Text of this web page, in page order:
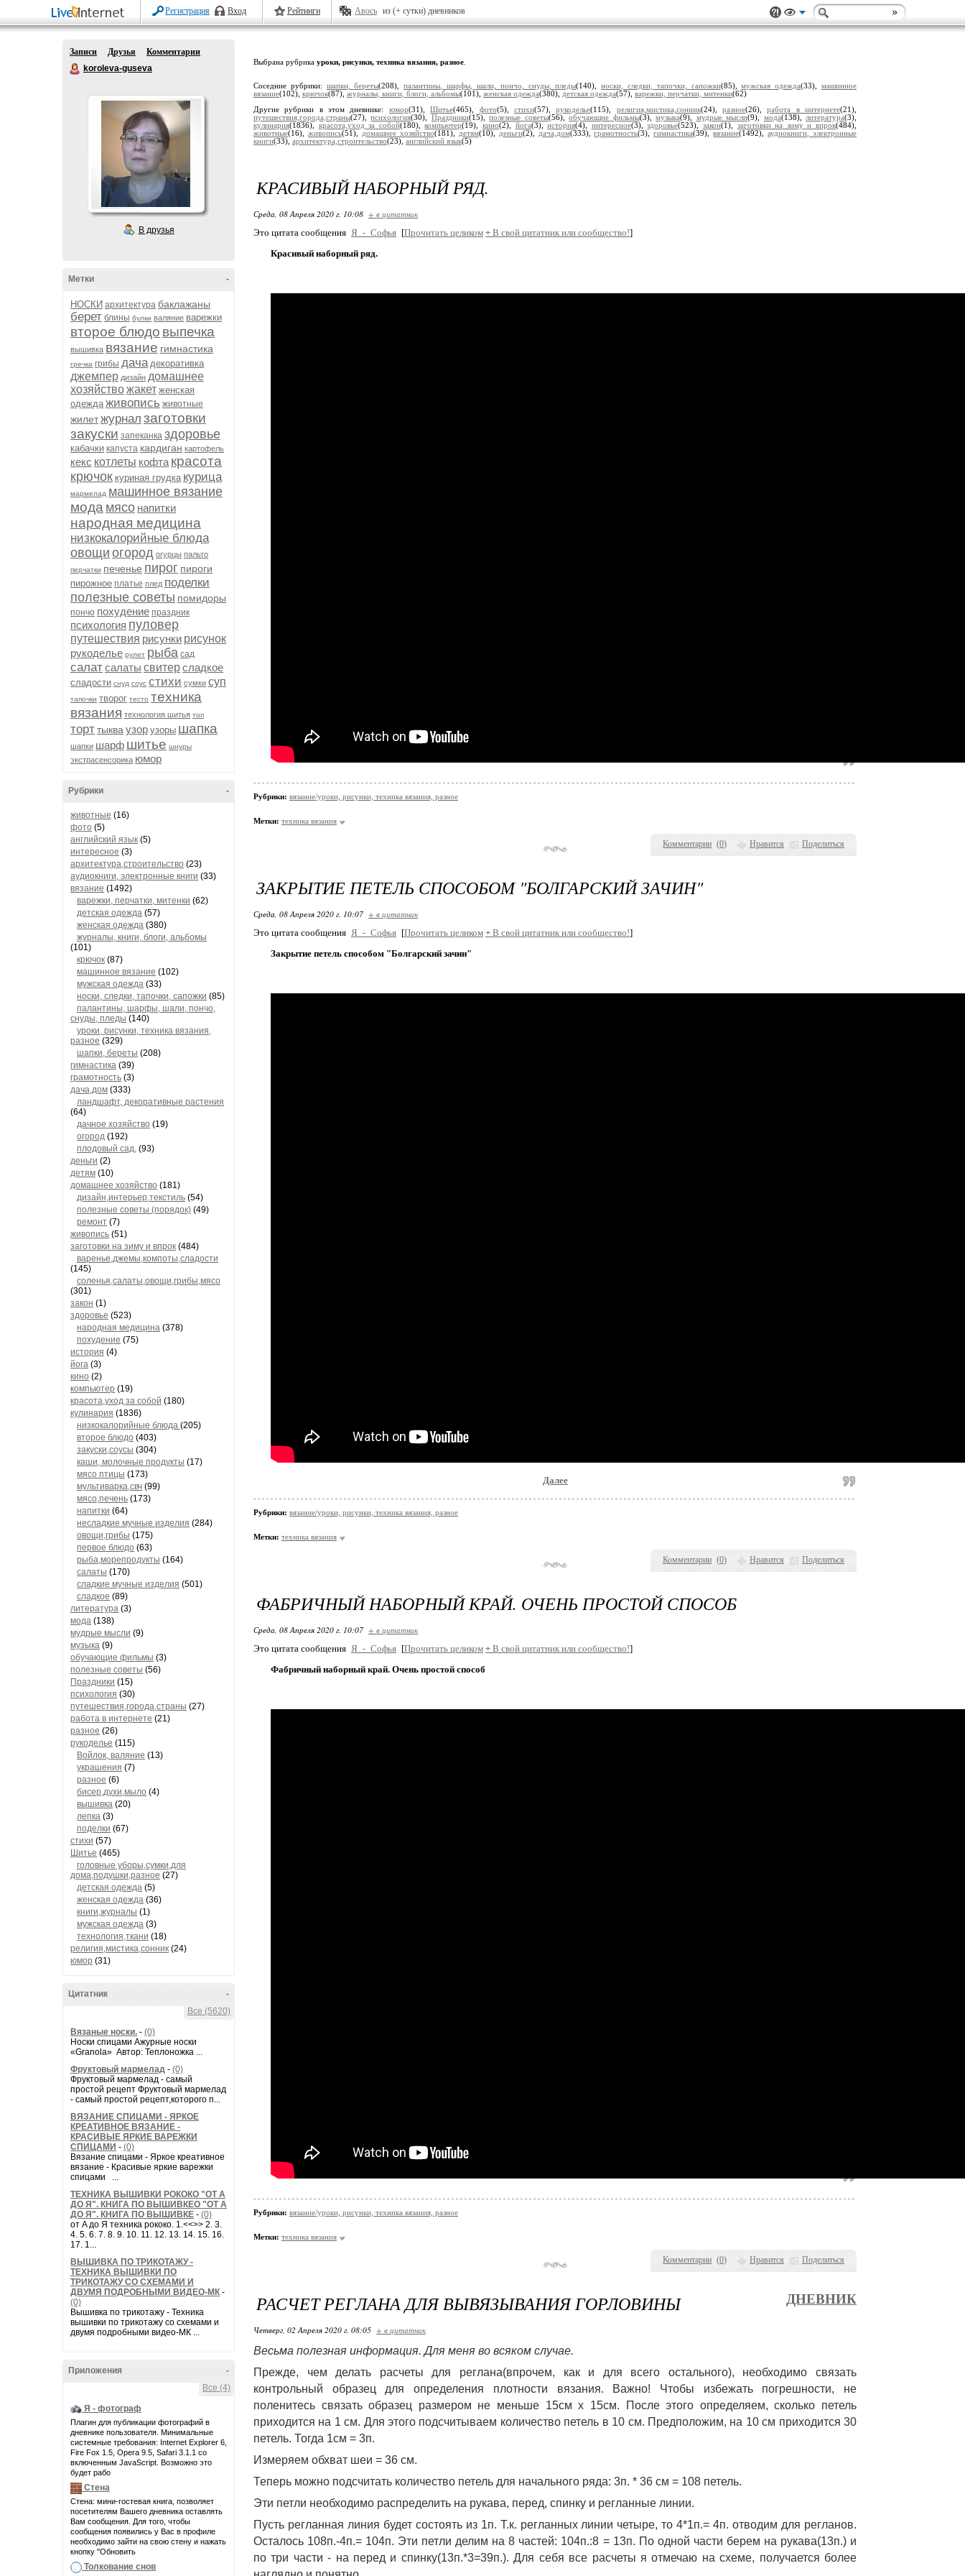
Регистрация Вход Рейтинги Авось из (+ сутки) дневников
Записи Друзья
Комментарии
koroleva-guseva
В друзья
-
Метки
НОСКИ архитектура баклажаны
берет блины булки валяние варежки
второе блюдо выпечка
вышивка вязание гимнастика
гречка грибы дача декоративка
джемпер дизайн домашнее
хозяйствожакет женская
одежда живопись животные
жилетжурнал заготовки
закуски запеканка здоровье
кабачки капуста кардиган картофель
кекс котлеты кофта красота
крючок куриная грудка курица
мармелад машинное вязание
мода мясо напитки
народная медицина
низкокалорийные блюда
овощи огород огурцы пальто
перчатки печенье пирог пироги
пирожное платье плед поделки
полезные советы помидоры
пончо похудение праздник
психология пуловер
путешествия рисунки рисунок
рукоделье рулет рыба сад
салатсалаты свитерсладкое
сладости снуд соус стихи сумки суп
тапочки творог тесто техника
вязания технология шитья топ
торттыква узор узоры шапка
шапки шарф шитье шнуры
экстрасенсорика юмор
-
Рубрики
животные (16)
фото (5)
английский язык (5)
интересное (3)
архитектура,строительство (23)
аудиокниги, электронные книги (33)
вязание (1492)
варежки, перчатки, митенки (62)
детская одежда (57)
женская одежда (380)
журналы, книги, блоги, альбомы
(101)
крючок (87)
машинное вязание (102)
мужская одежда (33)
носки, следки, тапочки, сапожки (85)
палантины, шарфы, шали, пончо,
снуды, пледы (140)
уроки, рисунки, техника вязания,
разное (329)
шапки, береты (208)
гимнастика (39)
грамотность (3)
дача,дом (333)
ландшафт, декоративные растения
(64)
дачное хозяйство (19)
огород (192)
плодовый сад, (93)
деньги (2)
детям (10)
домашнее хозяйство (181)
дизайн,интерьер,текстиль (54)
полезные советы (порядок) (49)
ремонт (7)
живопись (51)
заготовки на зиму и впрок (484)
варенье,джемы,компоты,сладости
(145)
соленья,салаты,овощи,грибы,мясо
(301)
закон (1)
здоровье (523)
народная медицина (378)
похудение (75)
история (4)
йога (3)
кино (2)
компьютер (19)
красота,уход за собой (180)
кулинария (1836)
низкокалорийные блюда (205)
второе блюдо (403)
закуски,соусы (304)
каши, молочные продукты (17)
мясо птицы (173)
мультиварка,свч (99)
мясо,печень (173)
напитки (64)
несладкие мучные изделия (284)
овощи,грибы (175)
первое блюдо (63)
рыба,морепродукты (164)
салаты (170)
сладкие мучные изделия (501)
сладкое (89)
литература (3)
мода (138)
мудрые мысли (9)
музыка (9)
обучающие фильмы (3)
полезные советы (56)
Праздники (15)
психология (30)
путешествия,города,страны (27)
работа в интернете (21)
разное (26)
рукоделье (115)
Войлок, валяние (13)
украшения (7)
разное (6)
бисер,духи,мыло (4)
вышивка (20)
лепка (3)
поделки (67)
стихи (57)
Шитье (465)
головные уборы,сумки,для
дома,подушки,разное (27)
детская одежда (5)
женская одежда (36)
книги,журналы (1)
мужская одежда (3)
технология,ткани (18)
религия,мистика,сонник (24)
юмор (31)
-
Цитатник
Все (5620)
Вязаные носки. - (0)
Носки спицами Ажурные носки
«Granola» Автор: Теплоножка ...
Фруктовый мармелад - (0)
Фруктовый мармелад - самый
простой рецепт Фруктовый мармелад
- самый простой рецепт,которого п...
ВЯЗАНИЕ СПИЦАМИ - ЯРКОЕ
КРЕАТИВНОЕ ВЯЗАНИЕ -
КРАСИВЫЕ ЯРКИЕ ВАРЕЖКИ
СПИЦАМИ - (0)
Вязание спицами - Яркое креативное
вязание - Красивые яркие варежки
спицами ...
ТЕХНИКА ВЫШИВКИ РОКОКО "ОТ А
ДО Я". КНИГА ПО ВЫШИВКЕО "ОТ А
ДО Я". КНИГА ПО ВЫШИВКЕ - (0)
от A до Я техника рококо. 1.<<>> 2. 3.
4. 5. 6. 7. 8. 9. 10. 11. 12. 13. 14. 15. 16.
17. 1...
ВЫШИВКА ПО ТРИКОТАЖУ -
ТЕХНИКА ВЫШИВКИ ПО
ТРИКОТАЖУ СО СХЕМАМИ И
ДВУМЯ ПОДРОБНЫМИ ВИДЕО-МК -
(0)
Вышивка по трикотажу - Техника
вышивки по трикотажу со схемами и
двумя подробными видео-МК ...
-
Приложения
Все (4)
Я - фотограф
Плагин для публикации фотографий в
дневнике пользователя. Минимальные
системные требования: Internet Explorer 6,
Fire Fox 1.5, Opera 9.5, Safari 3.1.1 со
включенным JavaScript. Возможно это
будет рабо
Стена
Стена: мини-гостевая книга, позволяет
посетителям Вашего дневника оставлять
Вам сообщения. Для того, чтобы
сообщения появились у Вас в профиле
необходимо зайти на свою стену и нажать
кнопку "Обновить
Толкование снов
Выбрана рубрика уроки, рисунки, техника вязания, разное
Соседние рубрики: шапки, береты(208),палантины, шарфы, шали, пончо, снуды, пледы(140),носки, следки, тапочки, сапожки(85),мужская одежда(33), машинное
вязание(102), крючок(87), журналы, книги, блоги, альбомы(101), женская одежда(380), детская одежда(57), варежки, перчатки, митенки(62)
Другие рубрики в этом дневнике: юмор(31),Шитье(465), фото(5), стихи(57),рукоделье(115), религия,мистика,сонник(24), разное(26),работа в интернете(21),
путешествия,города,страны(27),психология(30), Праздники(15),полезные советы(56),обучающие фильмы(3),музыка(9), мудрые мысли(9), мода(138), литература(3),
кулинария(1836), красота,уход за собой(180),компьютер(19),кино(2), йога(3),история(4), интересное(3),здоровье(523),закон(1), заготовки на зиму и впрок(484),
животные(16), живопись(51), домашнее хозяйство(181), детям(10), деньги(2), дача,дом(333),грамотность(3),гимнастика(39),вязание(1492),аудиокниги, электронные
книги(33), архитектура,строительство(23), английский язык(5)
Комментарии (0) Нравится Поделиться
КРАСИВЫЙ НАБОРНЫЙ РЯД.
Среда, 08 Апреля 2020 г. 10:08 + в цитатник
Это цитата сообщения Я_-_Софья [Прочитать целиком + В свой цитатник или сообщество!]
Красивый наборный ряд.
Рубрики: вязание/уроки, рисунки, техника вязания, разное
Метки: техника вязания
Комментарии (0) Нравится Поделиться
ЗАКРЫТИЕ ПЕТЕЛЬ СПОСОБОМ "БОЛГАРСКИЙ ЗАЧИН"
Среда, 08 Апреля 2020 г. 10:07 + в цитатник
Это цитата сообщения Я_-_Софья [Прочитать целиком + В свой цитатник или сообщество!]
Закрытие петель способом "Болгарский зачин"
Далее
Рубрики: вязание/уроки, рисунки, техника вязания, разное
Метки: техника вязания
Комментарии (0) Нравится Поделиться
ФАБРИЧНЫЙ НАБОРНЫЙ КРАЙ. ОЧЕНЬ ПРОСТОЙ СПОСОБ
Среда, 08 Апреля 2020 г. 10:07 + в цитатник
Это цитата сообщения Я_-_Софья [Прочитать целиком + В свой цитатник или сообщество!]
Фабричный наборный край. Очень простой способ
Рубрики: вязание/уроки, рисунки, техника вязания, разное
Метки: техника вязания
РАСЧЕТ РЕГЛАНА ДЛЯ ВЫВЯЗЫВАНИЯ ГОРЛОВИНЫ ДНЕВНИК
Четверг, 02 Апреля 2020 г. 08:05 + в цитатник
Весьма полезная информация. Для меня во всяком случае.
Прежде, чем делать расчеты для реглана(впрочем, как и для всего остального), необходимо связать
контрольный образец для определения плотности вязания. Важно! Чтобы избежать погрешности, не
поленитесь связать образец размером не меньше 15см х 15см. После этого определяем, сколько петель
приходится на 1 см. Для этого подсчитываем количество петель в 10 см. Предположим, на 10 см приходится 30
петель. Тогда 1см = 3п.
Измеряем обхват шеи = 36 см.
Теперь можно подсчитать количество петель для начального ряда: 3п. * 36 см = 108 петель.
Эти петли необходимо распределить на рукава, перед, спинку и регланные линии.
Пусть регланная линия будет состоять из 1п. Т.к. регланных линии четыре, то 4*1п.= 4п. отводим для регланов.
Осталось 108п.-4п.= 104п. Эти петли делим на 8 частей: 104п.:8 = 13п. По одной части берем на рукава(13п.) и
по три части - на перед и спинку(13п.*3=39п.). Для себя все расчеты я отмечаю на схеме, получается более